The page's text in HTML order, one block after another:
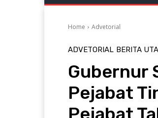
Home Advetorial
ADVETORIAL BERITA
Gubernur
Pejabat
Pejabat